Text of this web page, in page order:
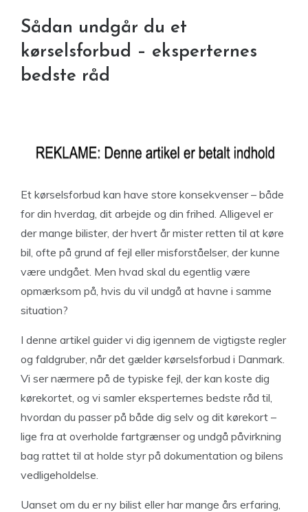
Sådan undgår du et
kørselsforbud – eksperternes
bedste råd
Et kørselsforbud kan have store konsekvenser – både
for din hverdag, dit arbejde og din frihed. Alligevel er
der mange bilister, der hvert år mister retten til at køre
bil, ofte på grund af fejl eller misforståelser, der kunne
være undgået. Men hvad skal du egentlig være
opmærksom på, hvis du vil undgå at havne i samme
situation?
I denne artikel guider vi dig igennem de vigtigste regler
og faldgruber, når det gælder kørselsforbud i Danmark.
Vi ser nærmere på de typiske fejl, der kan koste dig
kørekortet, og vi samler eksperternes bedste råd til,
hvordan du passer på både dig selv og dit kørekort –
lige fra at overholde fartgrænser og undgå påvirkning
bag rattet til at holde styr på dokumentation og bilens
vedligeholdelse.
Uanset om du er ny bilist eller har mange års erfaring,